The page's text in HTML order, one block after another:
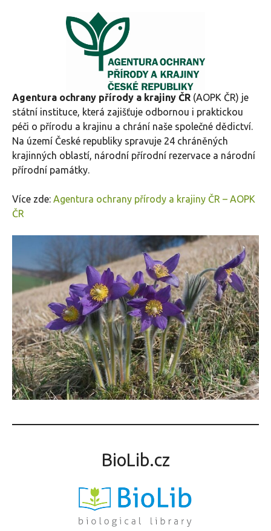
Agentura ochrany přírody a krajiny ČR (AOPK ČR) je
státní instituce, která zajišťuje odbornou i praktickou
péči o přírodu a krajinu a chrání naše společné dědictví.
Na území České republiky spravuje 24 chráněných
krajinných oblastí, národní přírodní rezervace a národní
přírodní památky.
Více zde: Agentura ochrany přírody a krajiny ČR – AOPK
ČR
BioLib.cz